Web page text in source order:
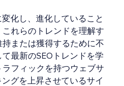
化し、進化していること
れらのトレンドを理解す
または獲得するために不
最新のSEOトレンドを学
フィックを持つウェブサ
グを上昇させているサイ